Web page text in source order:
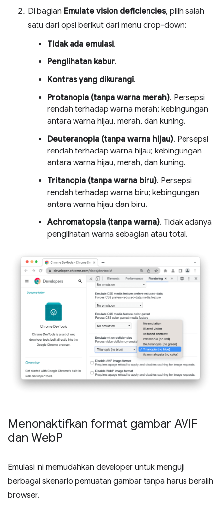
Di bagian Emulate vision deficiencies, pilih salah
satu dari opsi berikut dari menu drop-down:
Tidak ada emulasi.
Penglihatan kabur.
Kontras yang dikurangi.
Protanopia (tanpa warna merah). Persepsi
rendah terhadap warna merah; kebingungan
antara warna hijau, merah, dan kuning.
Deuteranopia (tanpa warna hijau). Persepsi
rendah terhadap warna hijau; kebingungan
antara warna hijau, merah, dan kuning.
Tritanopia (tanpa warna biru). Persepsi
rendah terhadap warna biru; kebingungan
antara warna hijau dan biru.
Achromatopsia (tanpa warna). Tidak adanya
penglihatan warna sebagian atau total.
Menonaktifkan format gambar AVIF
dan WebP
Emulasi ini memudahkan developer untuk menguji
berbagai skenario pemuatan gambar tanpa harus beralih
browser.